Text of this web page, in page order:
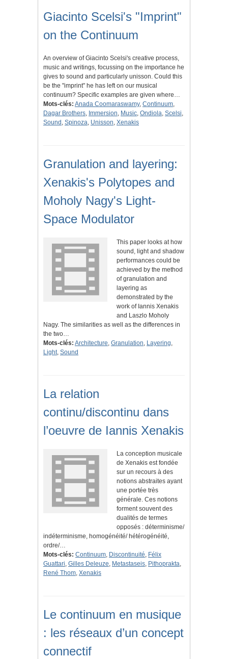
Giacinto Scelsi's "Imprint"
on the Continuum
An overview of Giacinto Scelsi's creative process,
music and writings, focussing on the importance he
gives to sound and particularly unisson. Could this
be the "imprint" he has left on our musical
continuum? Specific examples are given where…
Mots-clés: Anada Coomaraswamy, Continuum,
Dagar Brothers, Immersion, Music, Ondiola, Scelsi,
Sound , Spinoza, Unisson, Xenakis
Granulation and layering:
Xenakis's Polytopes and
Moholy Nagy's Light-
Space Modulator
This paper looks at how
sound, light and shadow
performances could be
achieved by the method
of granulation and
layering as
demonstrated by the
work of Iannis Xenakis
and Laszlo Moholy
Nagy. The similarities as well as the differences in
the two…
Mots-clés: Architecture, Granulation, Layering,
Light, Sound
La relation
continu/discontinu dans
l’oeuvre de Iannis Xenakis
La conception musicale
de Xenakis est fondée
sur un recours à des
notions abstraites ayant
une portée très
générale. Ces notions
forment souvent des
dualités de termes
opposés : déterminisme/
indéterminisme, homogénéité/ hétérogénéité,
ordre/…
Mots-clés: Continuum, Discontinuité, Félix
Guattari, Gilles Deleuze, Metastaseis, Pithoprakta,
René Thom, Xenakis
Le continuum en musique
: les réseaux d’un concept
connectif